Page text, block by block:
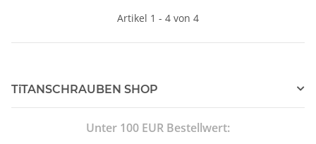
Artikel 1 - 4 von 4
TiTANSCHRAUBEN SHOP
Unter 100 EUR Bestellwert: